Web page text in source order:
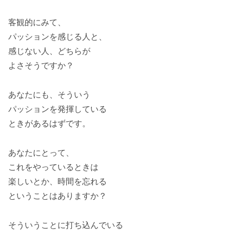
客観的にみて、
パッションを感じる人と、
感じない人、どちらが
よさそうですか？
あなたにも、そういう
パッションを発揮している
ときがあるはずです。
あなたにとって、
これをやっているときは
楽しいとか、時間を忘れる
ということはありますか？
そういうことに打ち込んでいる